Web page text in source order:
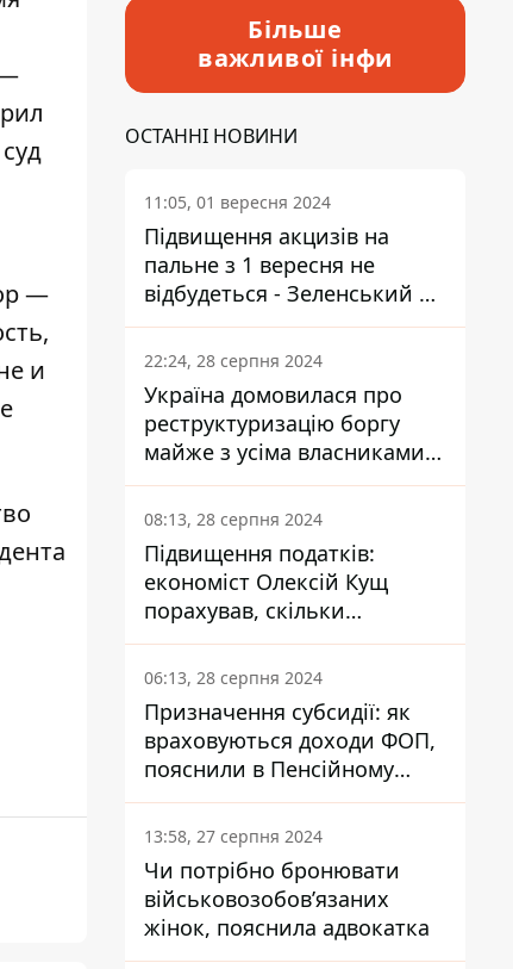
—
и
Більше
важливої інфи
ОСТАННІ НОВИНИ
11:05, 01 вересня 2024
Підвищення акцизів на
пальне з 1 вересня не
відбудеться - Зеленський не
підписав закон
22:24, 28 серпня 2024
Україна домовилася про
реструктуризацію боргу
майже з усіма власниками
єврооблігацій: що це
означає для країни
08:13, 28 серпня 2024
Підвищення податків:
економіст Олексій Кущ
порахував, скільки
заплатить кожен українець
06:13, 28 серпня 2024
Призначення субсидії: як
враховуються доходи ФОП,
пояснили в Пенсійному
фонді
13:58, 27 серпня 2024
Чи потрібно бронювати
військовозобов’язаних
жінок, пояснила адвокатка